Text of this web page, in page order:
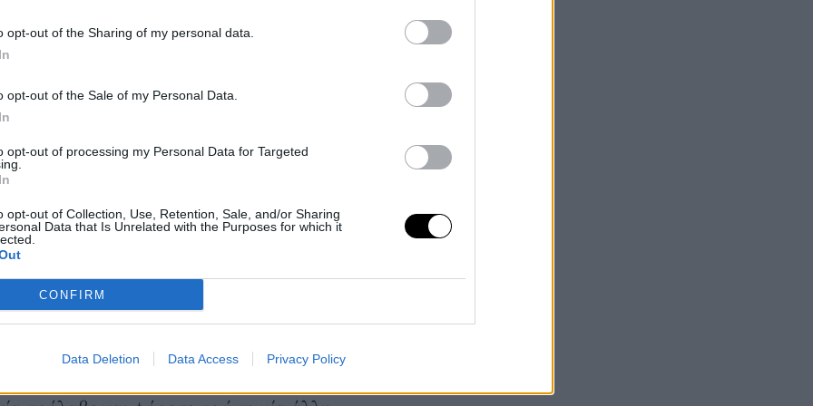
opt-out of the Sharing of my personal data.
opt-out of the Sale of my Personal Data.
opt-out of processing my Personal Data for Targeted
opt-out of Collection, Use, Retention, Sale, and/or Sharing
Data that Is Unrelated with the Purposes for which it
CONFIRM
Data Deletion Data Access Privacy Policy
ήταν τo maxi δαντελένιο φόρεμά της
είχε διαφάνεια στα μανίκια και
με έναν χρυσό φάκελο και
τα μαλλιά της ήταν ανάλαφρα και τα
με το clutch.
on Mar 28, 2017 at 2:10pm
on Mar 28, 2017 at 9:30pm PDT
τα βλέμματα, επισκιάζοντας το fashion
off the shoulder πουά φόρεμα,